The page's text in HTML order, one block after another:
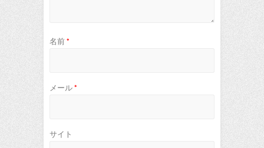
名前*
メール*
サイト